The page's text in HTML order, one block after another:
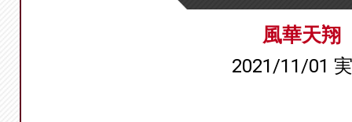
風華天翔
2021/11/01